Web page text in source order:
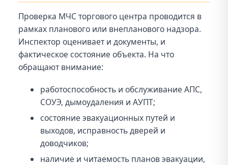
Проверка МЧС торгового центра проводится в
рамках планового или внепланового надзора.
Инспектор оценивает и документы, и
фактическое состояние объекта. На что
обращают внимание:
работоспособность и обслуживание АПС,
СОУЭ, дымоудаления и АУПТ;
состояние эвакуационных путей и
выходов, исправность дверей и
доводчиков;
наличие и читаемость планов эвакуации,